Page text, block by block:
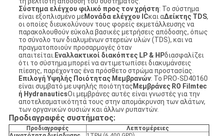
Σύστημα ελέγχου φιλικό προς τον χρήστη: Το σύστημα
είναι εξοπλισμένο μεΜονάδα ελέγχου ICκαι αΔείκτης TDS,
οι οποίες διευκολύνουν τους φορείς εκμετάλλευσης να
παρακολουθούν εύκολα βασικές μετρήσεις απόδοσης, όπως
το σύνολο των διαλυμένων στερεών υλών (TDS), και να
πραγματοποιούν προσαρμογές όταν
απαιτείται. Εναλλακτικοί διακόπτες LP & HPδιασφαλίζει
ότι το σύστημα μπορεί να αντιμετωπίσει διακυμάνσεις
πίεσης, παρέχοντας ένα πρόσθετο στρώμα προστασίας.
Επιλογή Υψηλής Ποιότητας Μεμβρανών: Το PRO-SD40160
είναι συμβατό με υψηλής ποιότητας Μεμβράνες RO Filmtec
ή HydranauticsΟι μεμβράνες αυτές είναι γνωστές για την
αποτελεσματικότητά τους στην απομάκρυνση των αλάτων,
των οργανικών ουσιών και άλλων ρυπαντών.
Προδιαγραφές συστήματος:
Προδιαγραφές
Λεπτομέρειες